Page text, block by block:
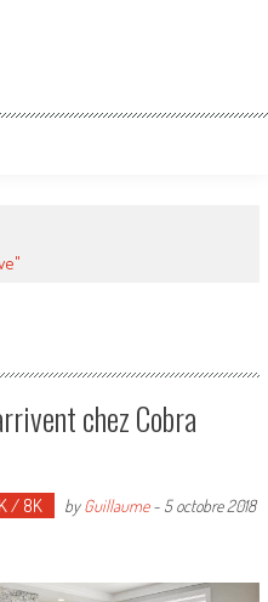
chez Cobra
/ 8K byGuillaume- 5 octobre 2018